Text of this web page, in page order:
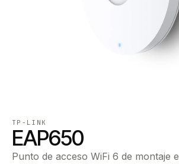
TP-LINK
EAP650
Punto de acceso WiFi 6 de montaje